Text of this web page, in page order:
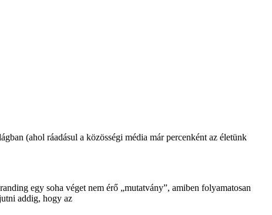
(ahol ráadásul a közösségi média már percenként az életünk
egy soha véget nem érő „mutatvány”, amiben folyamatosan
addig, hogy az